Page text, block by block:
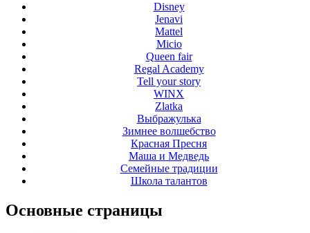
Disney
Jenavi
Mattel
Micio
Queen fair
Regal Academy
Tell your story
WINX
Zlatka
Выбражулька
Зимнее волшебство
Красная Пресня
Маша и Медведь
Семейные традиции
Школа талантов
Основные страницы